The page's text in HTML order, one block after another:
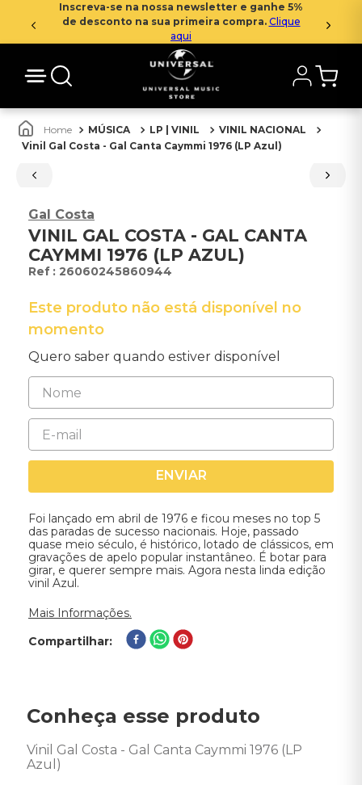
Inscreva-se na nossa newsletter e ganhe 5%
de desconto na sua primeira compra. Clique
aqui
MÚSICA LP | VINIL
VINIL NACIONAL
Vinil Gal Costa - Gal Canta Caymmi 1976 (LP Azul)
Gal Costa
VINIL GAL COSTA - GAL CANTA
CAYMMI 1976 (LP AZUL)
: 26060245860944
Este produto não está disponível no
momento
Quero saber quando estiver disponível
ENVIAR
Foi lançado em abril de 1976 e ficou meses no top 5
das paradas de sucesso nacionais. Hoje, passado
quase meio século, é histórico, lotado de clássicos, em
gravações de apelo popular instantâneo. É botar para
girar, e querer sempre mais. Agora nesta linda edição
vinil Azul.
Mais Informações.
Compartilhar
Conheça esse produto
Vinil Gal Costa - Gal Canta Caymmi 1976 (LP
Azul)